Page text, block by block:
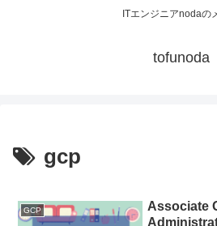
ITエンジニアnodaの
tofunoda
gcp
GCP
Associate